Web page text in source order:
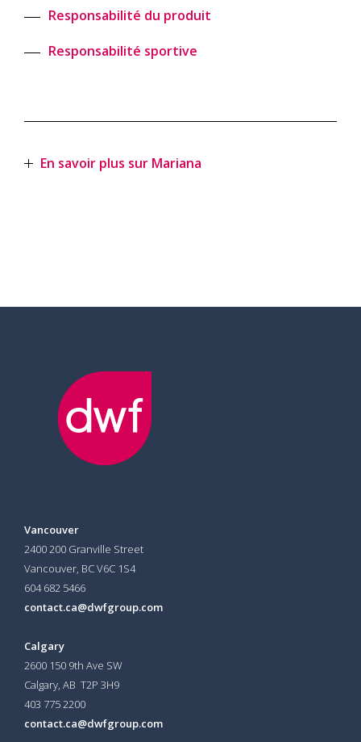
Responsabilité du produit
Responsabilité sportive
En savoir plus sur Mariana
Vancouver
2400 200 Granville Street
Vancouver, BC V6C 1S4
604 682 5466
contact.ca@dwfgroup.com
Calgary
2600 150 9th Ave SW
Calgary, AB T2P 3H9
403 775 2200
contact.ca@dwfgroup.com